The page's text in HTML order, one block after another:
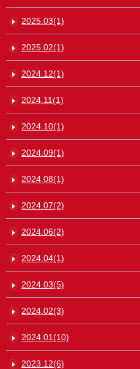
2025.03(1)
2025.02(1)
2024.12(1)
2024.11(1)
2024.10(1)
2024.09(1)
2024.08(1)
2024.07(2)
2024.06(2)
2024.04(1)
2024.03(5)
2024.02(3)
2024.01(10)
2023.12(6)